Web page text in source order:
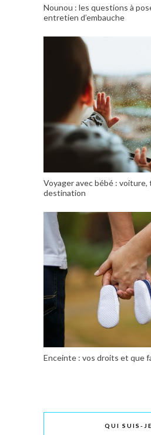
Nounou : les questions à
entretien d’embauche
Voyager avec bébé : voiture,
destination
Enceinte : vos droits et que
QUI SUIS-